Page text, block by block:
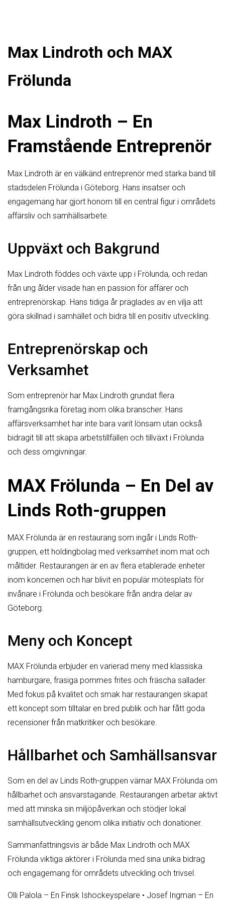
Max Lindroth och MAX
Frölunda
Max Lindroth – En
Framstående Entreprenör
Max Lindroth är en välkänd entreprenör med starka band till
stadsdelen Frölunda i Göteborg. Hans insatser och
engagemang har gjort honom till en central figur i områdets
affärsliv och samhällsarbete.
Uppväxt och Bakgrund
Max Lindroth föddes och växte upp i Frölunda, och redan
från ung ålder visade han en passion för affärer och
entreprenörskap. Hans tidiga år präglades av en vilja att
göra skillnad i samhället och bidra till en positiv utveckling.
Entreprenörskap och
Verksamhet
Som entreprenör har Max Lindroth grundat flera
framgångsrika företag inom olika branscher. Hans
affärsverksamhet har inte bara varit lönsam utan också
bidragit till att skapa arbetstillfällen och tillväxt i Frölunda
och dess omgivningar.
MAX Frölunda – En Del av
Linds Roth-gruppen
MAX Frölunda är en restaurang som ingår i Linds Roth-
gruppen, ett holdingbolag med verksamhet inom mat och
måltider. Restaurangen är en av flera etablerade enheter
inom koncernen och har blivit en populär mötesplats för
invånare i Frölunda och besökare från andra delar av
Göteborg.
Meny och Koncept
MAX Frölunda erbjuder en varierad meny med klassiska
hamburgare, frasiga pommes frites och fräscha sallader.
Med fokus på kvalitet och smak har restaurangen skapat
ett koncept som tilltalar en bred publik och har fått goda
recensioner från matkritiker och besökare.
Hållbarhet och Samhällsansvar
Som en del av Linds Roth-gruppen värnar MAX Frölunda om
hållbarhet och ansvarstagande. Restaurangen arbetar aktivt
med att minska sin miljöpåverkan och stödjer lokal
samhällsutveckling genom olika initiativ och donationer.
Sammanfattningsvis är både Max Lindroth och MAX
Frölunda viktiga aktörer i Frölunda med sina unika bidrag
och engagemang för områdets utveckling och trivsel.
Olli Palola – En Finsk Ishockeyspelare • Josef Ingman – En